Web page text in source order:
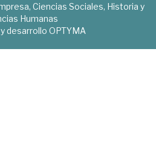
Ciencias Sociales, Historia y
Humanas
desarrollo OPTYMA